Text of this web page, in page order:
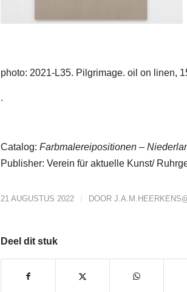
photo: 2021-L35. Pilgrimage. oil on linen,
.
Catalog:Farbmalereipositionen –
Publisher: Verein für aktuelle Kunst/
21 AUGUSTUS 2022 / DOOR
Deel dit stuk